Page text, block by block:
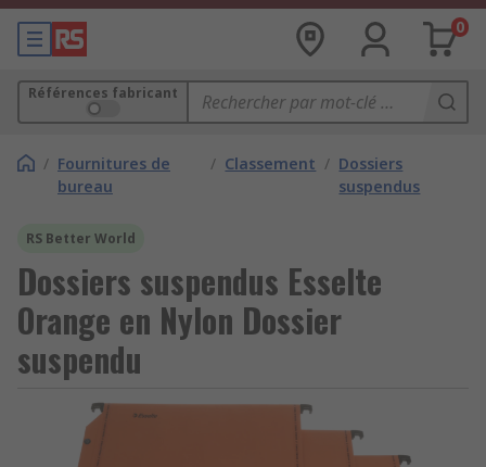
0
Références fabricant
/ Fournitures de
bureau
/ Classement / Dossiers
suspendus
RS Better World
Dossiers suspendus Esselte
Orange en Nylon Dossier
suspendu